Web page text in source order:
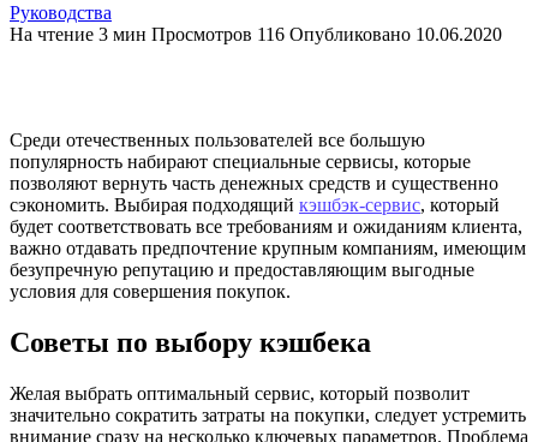
Руководства
На чтение 3 мин Просмотров 116 Опубликовано 10.06.2020
Среди отечественных пользователей все большую
популярность набирают специальные сервисы, которые
позволяют вернуть часть денежных средств и существенно
сэкономить. Выбирая подходящий кэшбэк-сервис, который
будет соответствовать все требованиям и ожиданиям клиента,
важно отдавать предпочтение крупным компаниям, имеющим
безупречную репутацию и предоставляющим выгодные
условия для совершения покупок.
Советы по выбору кэшбека
Желая выбрать оптимальный сервис, который позволит
значительно сократить затраты на покупки, следует устремить
внимание сразу на несколько ключевых параметров. Проблема